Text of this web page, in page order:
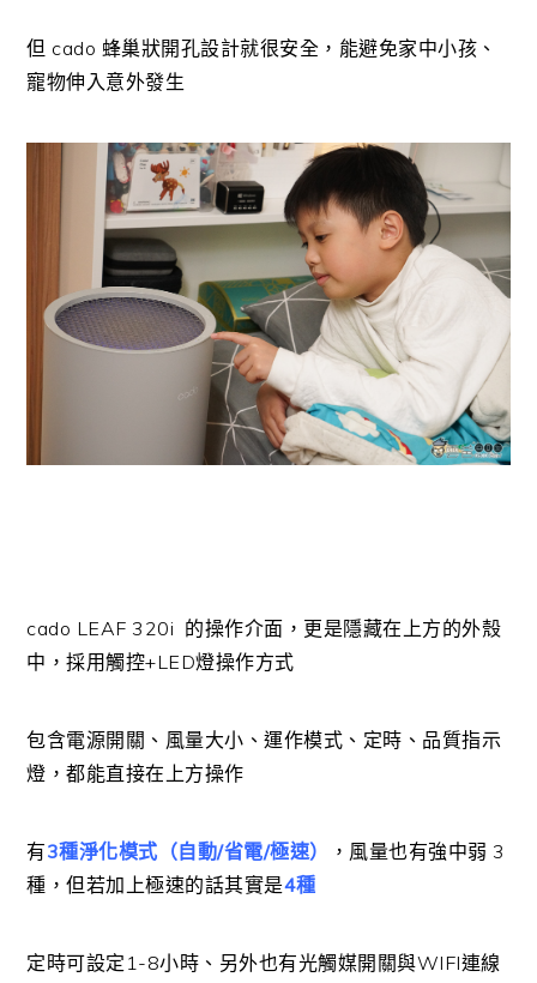
但 cado 蜂巢狀開孔設計就很安全，能避免家中小孩、
寵物伸入意外發生
cado LEAF 320i 的操作介面，更是隱藏在上方的外殼
中，採用觸控+LED燈操作方式
包含電源開關、風量大小、運作模式、定時、品質指示
燈，都能直接在上方操作
有3種淨化模式（自動/省電/極速）
，風量也有強中弱 3
種，但若加上極速的話其實是4種
定時可設定1-8小時、另外也有光觸媒開關與WIFI連線